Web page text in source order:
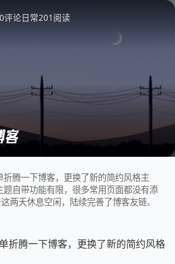
0评论日常201 阅读
客
腾一下博客，更换了新的简约风格主
自带功能有限，很多常用页面都没有添
两天休息空闲，陆续完善了博客友链、
折腾一下博客，更换了新的简约风格